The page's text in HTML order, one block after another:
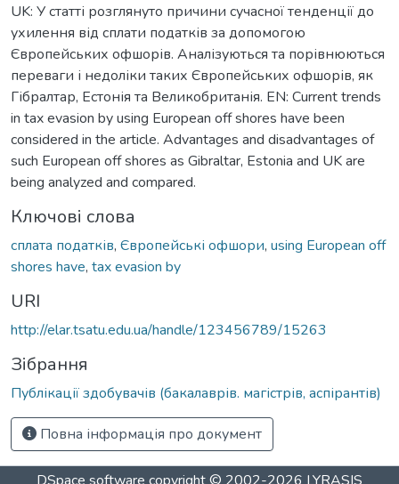
UK: У статті розглянуто причини сучасної тенденції до
ухилення від сплати податків за допомогою
Європейських офшорів. Аналізуються та порівнюються
переваги і недоліки таких Європейських офшорів, як
Гібралтар, Естонія та Великобританія. EN: Current trends
in tax evasion by using European off shores have been
considered in the article. Advantages and disadvantages of
such European off shores as Gibraltar, Estonia and UK are
being analyzed and compared.
Ключові слова
сплата податків, Європейські офшори, using European off
shores have, tax evasion by
URI
http://elar.tsatu.edu.ua/handle/123456789/15263
Зібрання
Публікації здобувачів (бакалаврів. магістрів, аспірантів)
Повна інформація про документ